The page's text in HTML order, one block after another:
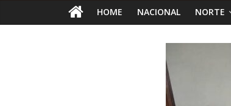
HOME NACIONAL NORTE